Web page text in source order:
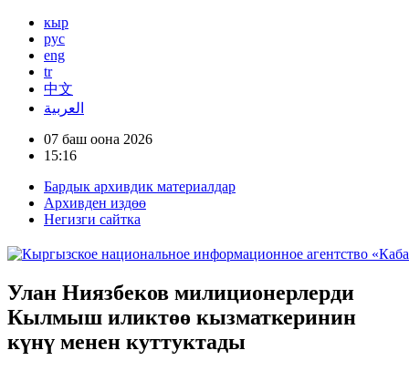
кыр
рус
eng
tr
中文
العربية
07 баш оона 2026
15:16
Бардык архивдик материалдар
Архивден издөө
Негизги сайтка
Улан Ниязбеков милиционерлерди
Кылмыш иликтөө кызматкеринин
күнү менен куттуктады